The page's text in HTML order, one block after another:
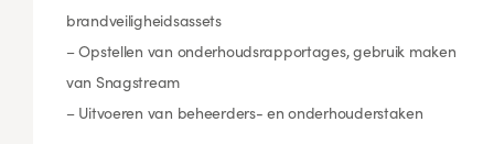
brandveiligheidsassets
– Opstellen van onderhoudsrapportages, gebruik maken
van Snagstream
– Uitvoeren van beheerders- en onderhouderstaken